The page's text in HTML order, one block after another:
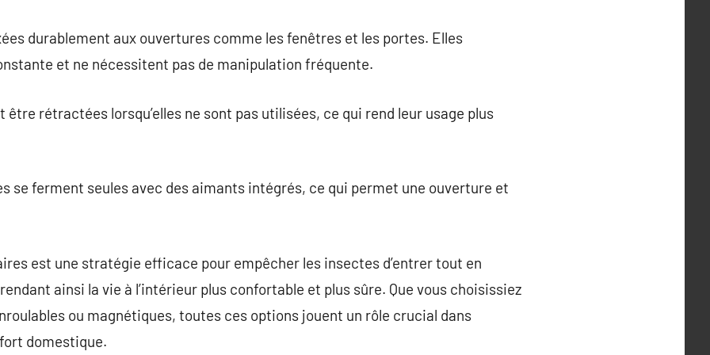
durablement aux ouvertures comme les fenêtres et les portes. Elles
et ne nécessitent pas de manipulation fréquente.
rétractées lorsqu’elles ne sont pas utilisées, ce qui rend leur usage plus
se ferment seules avec des aimants intégrés, ce qui permet une ouverture et
est une stratégie efficace pour empêcher les insectes d’entrer tout en
ainsi la vie à l’intérieur plus confortable et plus sûre. Que vous choisissiez
ou magnétiques, toutes ces options jouent un rôle crucial dans
domestique.